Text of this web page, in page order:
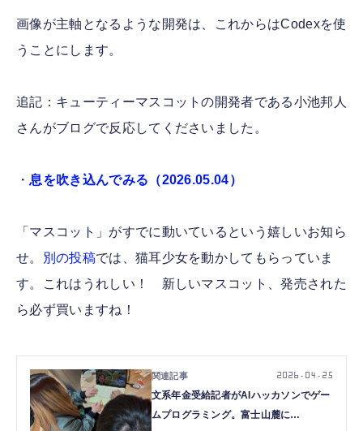
画像が主軸となるような開発は、これからはCodexを使
うことにします。
追記：キューティーマスコットの開発者である小池邦人
さんがブログで反応してくださいました。
・ 息を吹き込んでみる（2026.05.04）
「マスコット」がすでに動いているという嬉しいお知ら
せ。
別の投稿では、猫耳少女を動かしてもらっていま
す。これはうれしい！ 新しいマスコット、発売された
ら必ず買いますね！
文系年金受給記者がAIハッカソンでゲー
ムプログラミング。富士山麓に
2026.04.25